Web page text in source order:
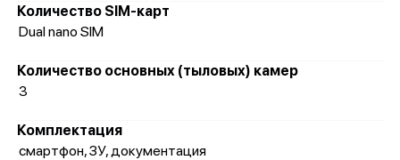
Количество SIM-карт
Dual nano SIM
Количество основных (тыловых) камер
3
Комплектация
смартфон, ЗУ, документация